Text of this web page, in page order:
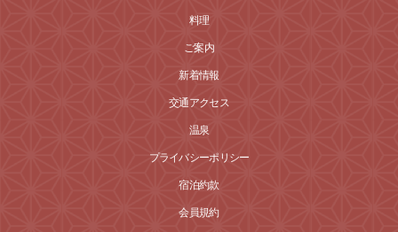
料理
ご案内
新着情報
交通アクセス
温泉
プライバシーポリシー
宿泊約款
会員規約